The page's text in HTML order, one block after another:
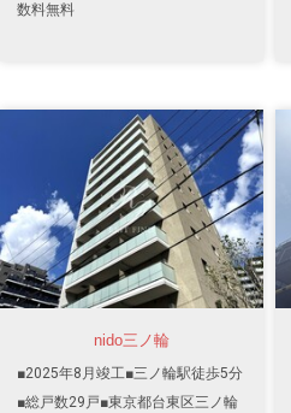
数料無料
nido三ノ輪
■2025年8月竣工■三ノ輪駅徒歩5分
■総戸数29戸■東京都台東区三ノ輪